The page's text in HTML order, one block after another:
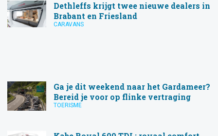
Dethleffs krijgt twee nieuwe dealers in
Brabant en Friesland
CARAVANS
Ga je dit weekend naar het Gardameer?
Bereid je voor op flinke vertraging
TOERISME